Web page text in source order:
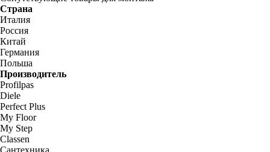
Страна
Италия
Россия
Китай
Германия
Польша
Производитель
Profilpas
Diele
Perfect Plus
My Floor
My Step
Classen
Сантехника